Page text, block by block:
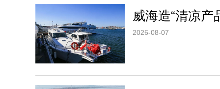
威海造“清凉产
2026-08-07